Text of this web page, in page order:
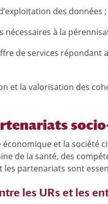
des données ;
nécessaires à la
de services répondant
et la valorisation des
économique et la
de la santé, des
les partenariats sont
les URs et les